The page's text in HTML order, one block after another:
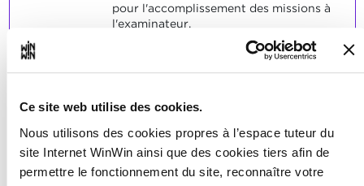
Ce site web utilise des cookies.
Nous utilisons des cookies propres à l’espace tuteur du
site Internet WinWin ainsi que des cookies tiers afin de
permettre le fonctionnement du site, reconnaître votre
pour l'accomplissement des missions à
l'examinateur.
L'apprenti note les matériaux, les
instruments, les machines, les outils,
les accessoires, etc., requis par écrit et
La planification était convenable et
complète.
Les listes de matériel et d'outillage